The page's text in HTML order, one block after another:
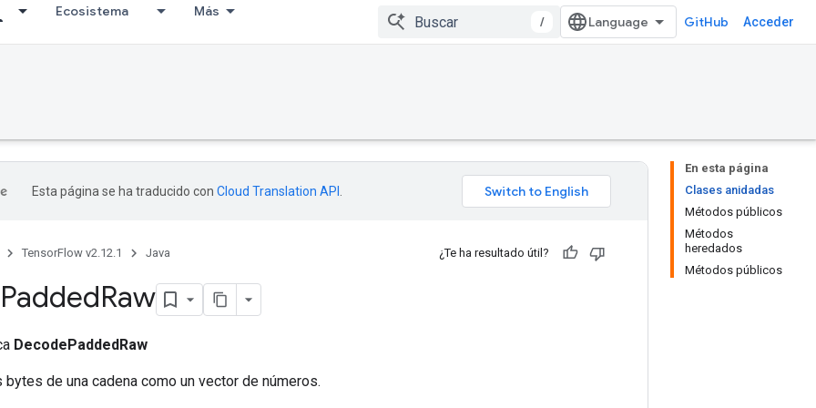
Ecosistema Más
/ GitHub Acceder
En esta página
Clases anidadas
Métodos públicos
Métodos
heredados
Métodos públicos
Esta página se ha traducido con Cloud Translation API
TensorFlow v2.12.1 Java ¿Te ha resultado útil?
PaddedRaw
DecodePaddedRaw
bytes de una cadena como un vector de números.